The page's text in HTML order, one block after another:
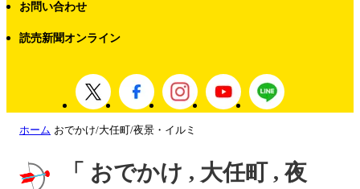
お問い合わせ
読売新聞オンライン
ホーム おでかけ/大任町/夜景・イルミ
「 おでかけ , 大任町 , 夜